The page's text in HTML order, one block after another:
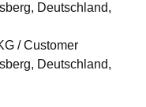
Deutschland,
/ Customer
Deutschland,